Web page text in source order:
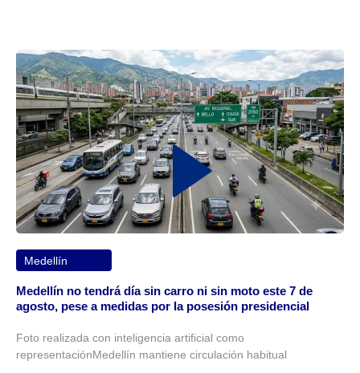
Medellín
Medellín no tendrá día sin carro ni sin moto este 7 de
agosto, pese a medidas por la posesión presidencial
Foto realizada con inteligencia artificial como
representaciónMedellín mantiene circulación habitual